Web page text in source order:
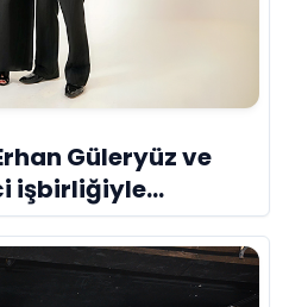
Güleryüz ve
işbirliğiyle
“Deliler